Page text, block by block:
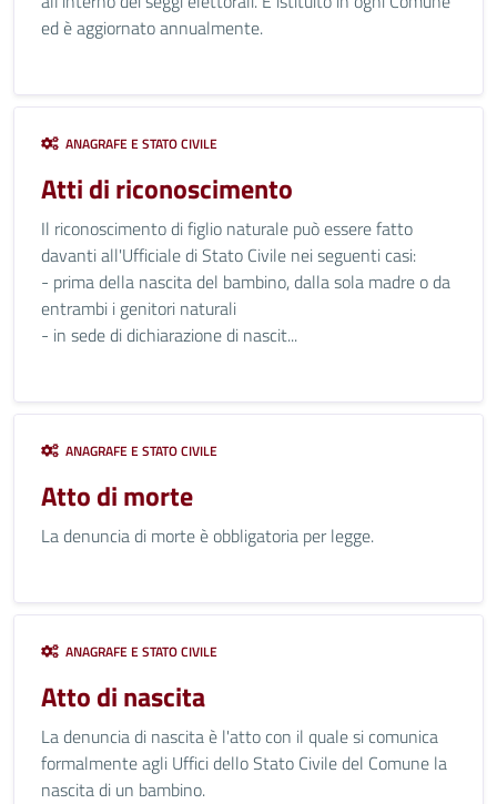
ed è aggiornato annualmente.
ANAGRAFE E STATO CIVILE
Atti di riconoscimento
Il riconoscimento di figlio naturale può essere fatto
davanti all'Ufficiale di Stato Civile nei seguenti casi:
- prima della nascita del bambino, dalla sola madre o da
entrambi i genitori naturali
- in sede di dichiarazione di nascit...
ANAGRAFE E STATO CIVILE
Atto di morte
La denuncia di morte è obbligatoria per legge.
ANAGRAFE E STATO CIVILE
Atto di nascita
La denuncia di nascita è l'atto con il quale si comunica
formalmente agli Uffici dello Stato Civile del Comune la
nascita di un bambino.